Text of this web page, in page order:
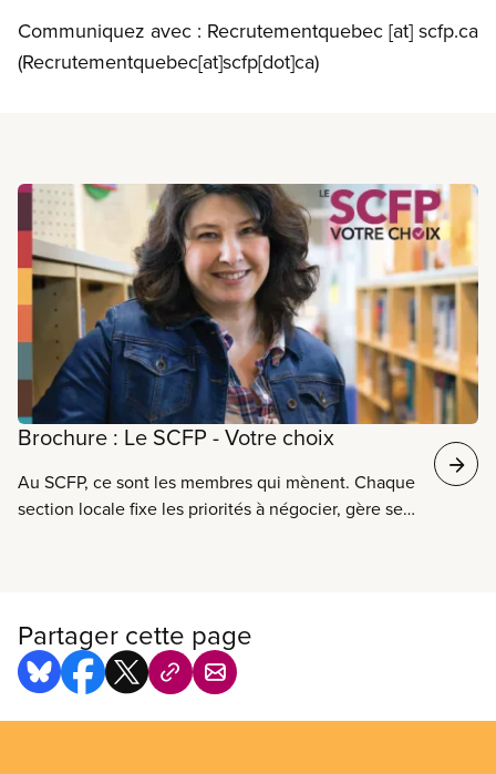
Communiquez avec : Recrutementquebec [at] scfp.ca
(Recrutementquebec[at]scfp[dot]ca)
En savoir plus
Brochure : Le SCFP - Votre choix
Au SCFP, ce sont les membres qui mènent. Chaque
section locale fixe les priorités à négocier, gère ses
améliorons nos salaires et nos avantages sociaux,
nous améliorons nos conditions de santé et de
sécurité au travail et nous améliorons nos milieux
de travail en général. Téléchargez la brochure.
Partager cette page